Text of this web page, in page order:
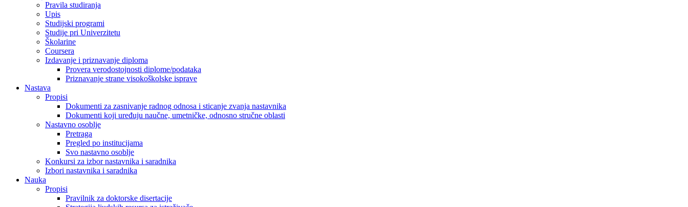
Pravila studiranja
Upis
Studijski programi
Studije pri Univerzitetu
Školarine
Coursera
Izdavanje i priznavanje diploma
Provera verodostojnosti diplome/podataka
Priznavanje strane visokoškolske isprave
Nastava
Propisi
Dokumenti za zasnivanje radnog odnosa i sticanje zvanja nastavnika
Dokumenti koji uređuju naučne, umetničke, odnosno stručne oblasti
Nastavno osoblje
Pretraga
Pregled po institucijama
Svo nastavno osoblje
Konkursi za izbor nastavnika i saradnika
Izbori nastavnika i saradnika
Nauka
Propisi
Pravilnik za doktorske disertacije